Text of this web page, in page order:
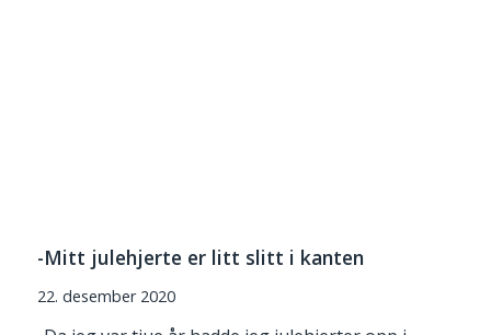
-Mitt julehjerte er litt slitt i kanten
22. desember 2020